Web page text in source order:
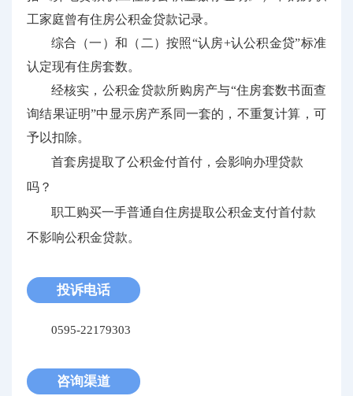
工家庭曾有住房公积金贷款记录。
综合（一）和（二）按照“认房+认公积金贷”标准
认定现有住房套数。
经核实，公积金贷款所购房产与“住房套数书面查
询结果证明”中显示房产系同一套的，不重复计算，可
予以扣除。
首套房提取了公积金付首付，会影响办理贷款
吗？
职工购买一手普通自住房提取公积金支付首付款
不影响公积金贷款。
投诉电话
0595-22179303
咨询渠道